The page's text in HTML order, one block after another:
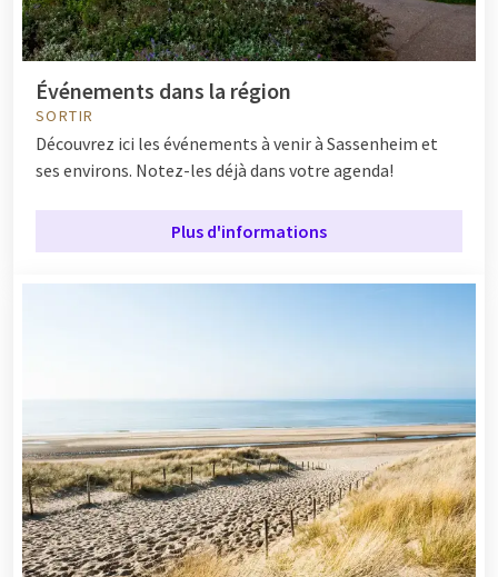
Événements dans la région
SORTIR
Découvrez ici les événements à venir à Sassenheim et
ses environs. Notez-les déjà dans votre agenda!
Plus d'informations